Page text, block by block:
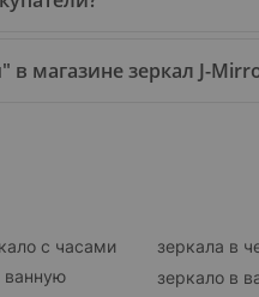
магазине зеркал J-
с часами
ванную
зеркала в
зеркало в